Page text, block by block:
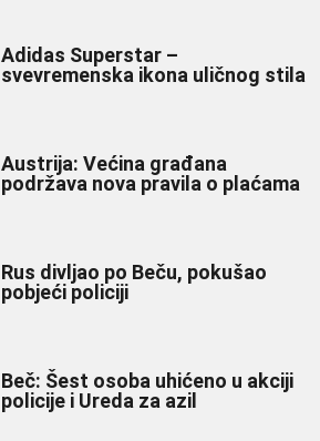
Adidas Superstar –
svevremenska ikona uličnog stila
Austrija: Većina građana
podržava nova pravila o plaćama
Rus divljao po Beču, pokušao
pobjeći policiji
Beč: Šest osoba uhićeno u akciji
policije i Ureda za azil